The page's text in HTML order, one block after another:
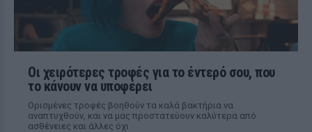
Οι χειρότερες τροφές για το έντερό σου, που
το κάνουν να υποφέρει
Ορισμένες τροφές βοηθούν τα καλά βακτήρια να
αναπτυχθούν, και να μας προστατεύουν καλύτερα από
ασθένειες και άλλες όχι